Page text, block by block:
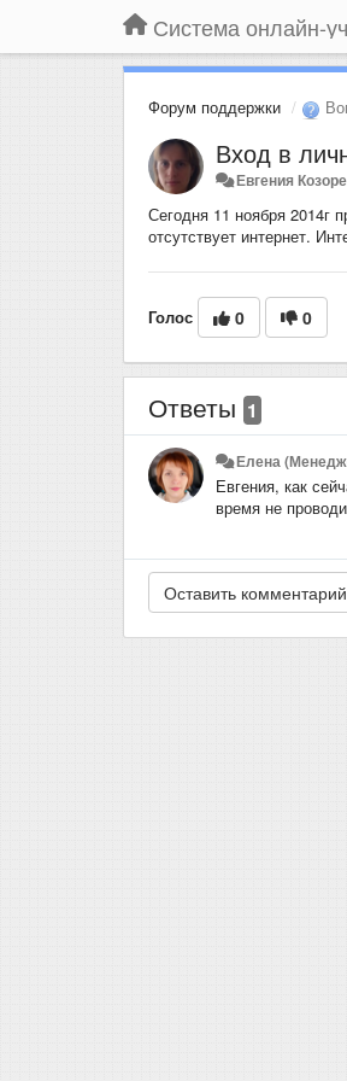
Форум поддержки
Вход в
Евгения
Сегодня 11 ноября 2014г
отсутствует интернет.
Голос 0 0
Ответы 1
Елена
Евгения, как
время не